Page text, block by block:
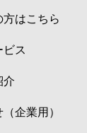
はこちら
ス
介
企業用）